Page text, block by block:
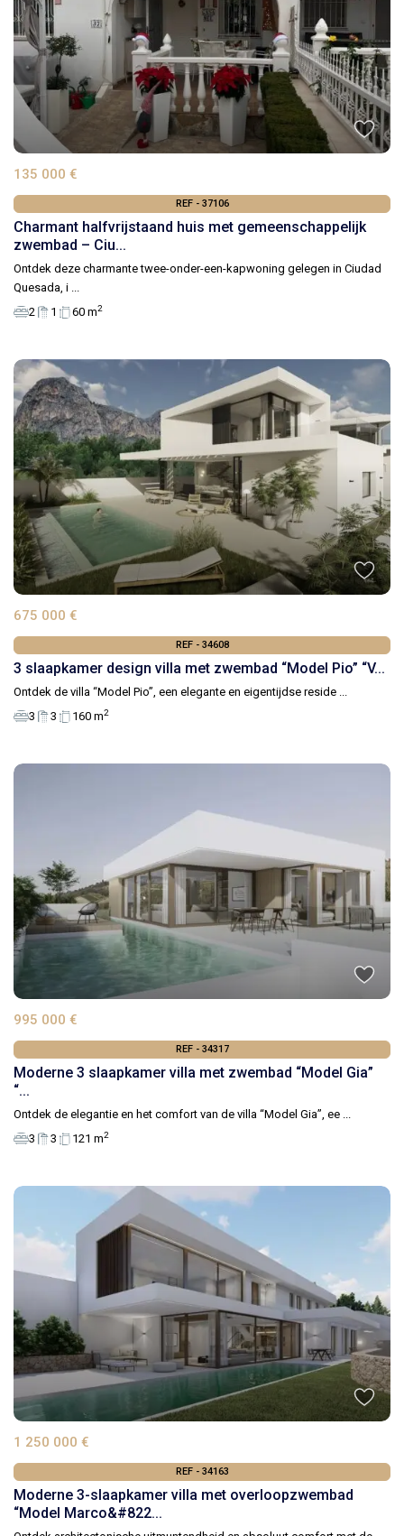
135 000 €
REF - 37106
Charmant halfvrijstaand huis met gemeenschappelijk
zwembad – Ciu...
Ontdek deze charmante twee-onder-een-kapwoning gelegen in Ciudad
Quesada, i
2
1 60 m2
675 000 €
REF - 34608
3 slaapkamer design villa met zwembad “Model Pio” “V...
Ontdek de villa “Model Pio”, een elegante en eigentijdse reside
3
3 160 m2
995 000 €
REF - 34317
Moderne 3 slaapkamer villa met zwembad “Model Gia”
“...
Ontdek de elegantie en het comfort van de villa “Model Gia”, ee
3
3 121 m2
1 250 000 €
REF - 34163
Moderne 3-slaapkamer villa met overloopzwembad
“Model Marco&#822...